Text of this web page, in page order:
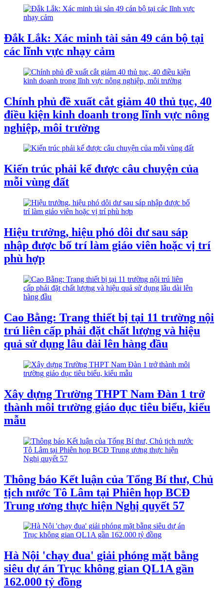
Đắk Lắk: Xác minh tài sản 49 cán bộ tại
các lĩnh vực nhạy cảm
Chính phủ đề xuất cắt giảm 40 thủ tục, 40
điều kiện kinh doanh trong lĩnh vực nông
nghiệp, môi trường
Kiến trúc phải kể được câu chuyện của
mỗi vùng đất
Hiệu trưởng, hiệu phó dôi dư sau sáp
nhập được bố trí làm giáo viên hoặc vị trí
phù hợp
Cao Bằng: Trang thiết bị tại 11 trường nội
trú liên cấp phải đặt chất lượng và hiệu
quả sử dụng lâu dài lên hàng đầu
Xây dựng Trường THPT Nam Đàn 1 trở
thành môi trường giáo dục tiêu biểu, kiểu
mẫu
Thông báo Kết luận của Tổng Bí thư, Chủ
tịch nước Tô Lâm tại Phiên họp BCĐ
Trung ương thực hiện Nghị quyết 57
Hà Nội 'chạy đua' giải phóng mặt bằng
siêu dự án Trục không gian QL1A gần
162.000 tỷ đồng